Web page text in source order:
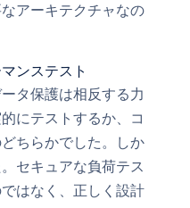
アーキテクチャなの
ンステスト
タ保護は相反する力
にテストするか、コ
ちらかでした。しか
セキュアな負荷テス
はなく、正しく設計